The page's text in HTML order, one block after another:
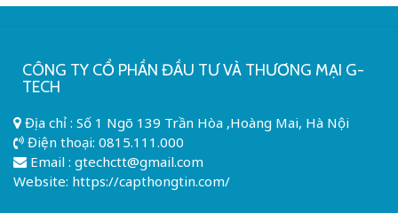
CÔNG TY CỔ PHẦN ĐẦU TƯ VÀ THƯƠNG MẠI G-
TECH
Địa chỉ : Số 1 Ngõ 139 Trần Hòa ,Hoàng Mai, Hà Nội
Điện thoại: 0815.111.000
Email : gtechctt@gmail.com
Website: https://capthongtin.com/